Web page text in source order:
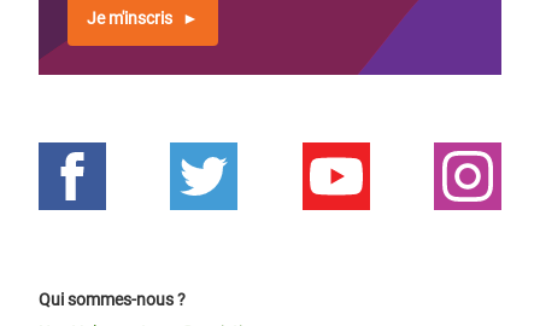
Je m'inscris
Qui sommes-nous ?